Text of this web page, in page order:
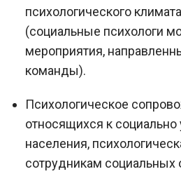
психологического
(социальные психологи
мероприятия,
команды).
Психологическое
относящихся к
населения,
сотрудникам социальных